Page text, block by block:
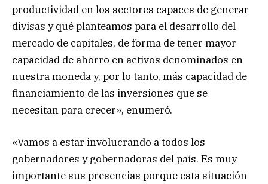
productividad en los sectores capaces de generar
divisas y qué planteamos para el desarrollo del
mercado de capitales, de forma de tener mayor
capacidad de ahorro en activos denominados en
nuestra moneda y, por lo tanto, más capacidad de
financiamiento de las inversiones que se
necesitan para crecer», enumeró.
«Vamos a estar involucrando a todos los
gobernadores y gobernadoras del país. Es muy
importante sus presencias porque esta situación